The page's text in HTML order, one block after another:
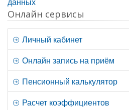
Онлайн сервисы
Личный кабинет
Онлайн запись на приём
Пенсионный калькулятор
Расчет коэффициентов